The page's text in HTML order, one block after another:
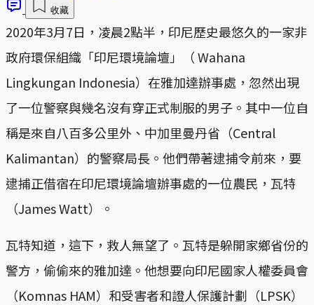
收藏
2020年3月7日，凌晨2點半，印尼歷史最悠久的一家非
政府環保組織「印尼環境論壇」（ Wahana
Lingkungan Indonesia）在雅加達辦事處，忽然出現
了一位警察與幾名沒有穿正式制服的男子。其中一位自
稱是來自八百多公里外、中加里曼丹省（Central
Kalimantan）的警察局長。他們帶著逮捕令前來，要
逮捕正借宿在印尼環境論壇辦事處的一位農民，瓦特
（James Watt）。
瓦特知道，這下，救人無望了。瓦特是躲開家鄉省份的
警方，偷偷來的雅加達。他想要向印尼國家人權委員會
（Komnas HAM）和受害者和證人保護計劃（LPSK）